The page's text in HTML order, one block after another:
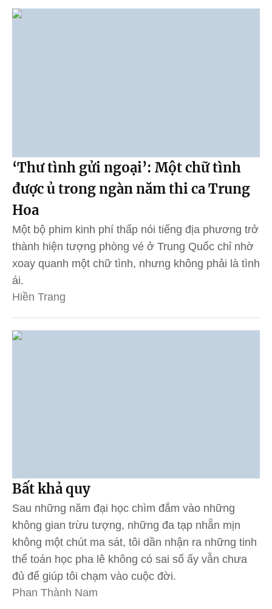
‘Thư tình gửi ngoại’: Một chữ tình
được ủ trong ngàn năm thi ca Trung
Hoa
Một bộ phim kinh phí thấp nói tiếng địa phương trở
thành hiện tượng phòng vé ở Trung Quốc chỉ nhờ
xoay quanh một chữ tình, nhưng không phải là tình
ái.
Hiền Trang
Bất khả quy
Sau những năm đại học chìm đắm vào những
không gian trừu tượng, những đa tạp nhẵn mịn
không một chút ma sát, tôi dần nhận ra những tinh
thể toán học pha lê không có sai số ấy vẫn chưa
đủ để giúp tôi chạm vào cuộc đời.
Phan Thành Nam